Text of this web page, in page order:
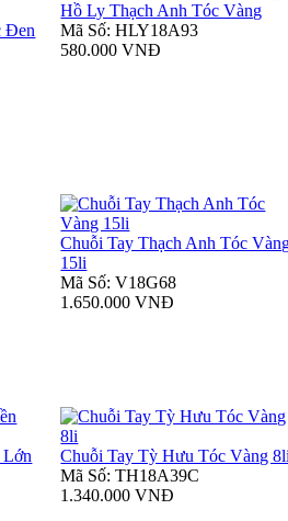
Đen
Hồ Ly Thạch Anh Tóc Vàng
Mã Số: HLY18A93
580.000 VNĐ
Chuỗi Tay Thạch Anh Tóc
15li
Mã Số: V18G68
1.650.000 VNĐ
Lớn
Chuỗi Tay Tỳ Hưu Tóc Vàng
Mã Số: TH18A39C
1.340.000 VNĐ